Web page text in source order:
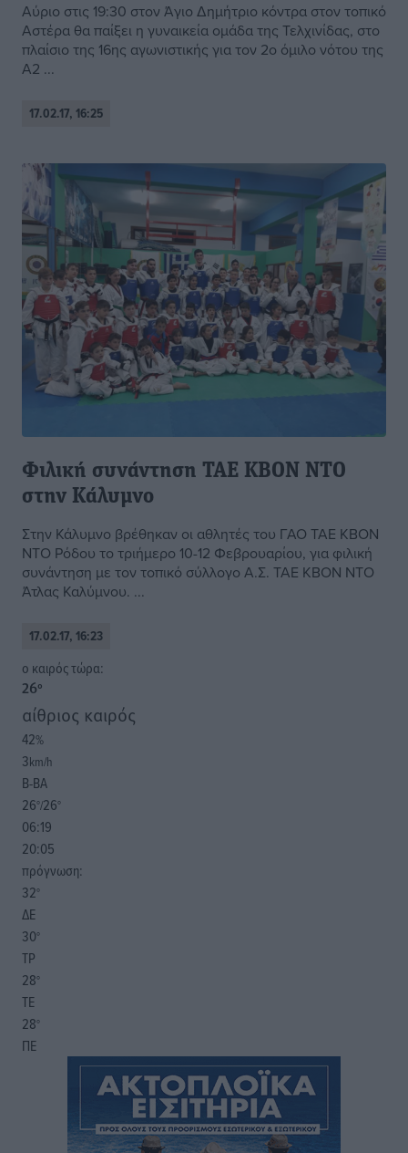
Αύριο στις 19:30 στον Άγιο Δημήτριο κόντρα στον τοπικό
Αστέρα θα παίξει η γυναικεία ομάδα της Τελχινίδας, στο
πλαίσιο της 16ης αγωνιστικής για τον 2ο όμιλο νότου της
Α2 ...
17.02.17, 16:25
Φιλική συνάντηση ΤΑΕ ΚΒΟΝ ΝΤΟ
στην Κάλυμνο
Στην Κάλυμνο βρέθηκαν οι αθλητές του ΓΑΟ ΤΑΕ ΚΒΟΝ
ΝΤΟ Ρόδου το τριήμερο 10-12 Φεβρουαρίου, για φιλική
συνάντηση με τον τοπικό σύλλογο Α.Σ. ΤΑΕ ΚΒΟΝ ΝΤΟ
Άτλας Καλύμνου. ...
17.02.17, 16:23
o καιρός τώρα:
26°
αίθριος καιρός
42%
3km/h
Β-ΒΑ
26°/26°
06:19
20:05
πρόγνωση:
32°
ΔΕ
30°
ΤΡ
28°
ΤΕ
28°
ΠΕ